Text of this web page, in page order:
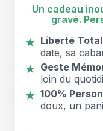
Un cadeau
gravé.
★ Liberté
date, sa
★ Geste
loin du
★ 100%
doux, un